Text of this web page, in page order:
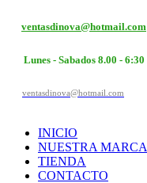
ventasdinova@hotmail.com
Lunes - Sabados 8.00 - 6:30
ventasdinova@hotmail.com
INICIO
NUESTRA MARCA
TIENDA
CONTACTO